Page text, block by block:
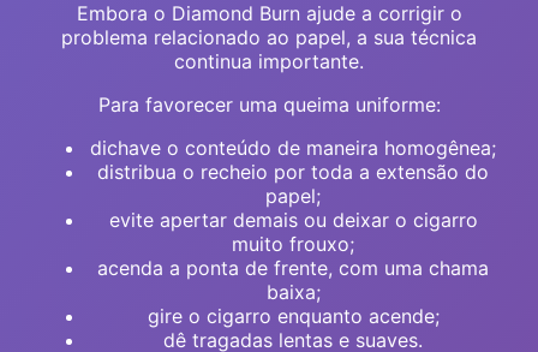
Embora o Diamond Burn ajude a corrigir o
problema relacionado ao papel, a sua técnica
continua importante.
Para favorecer uma queima uniforme:
dichave o conteúdo de maneira homogênea;
distribua o recheio por toda a extensão do
papel;
evite apertar demais ou deixar o cigarro
muito frouxo;
acenda a ponta de frente, com uma chama
baixa;
gire o cigarro enquanto acende;
dê tragadas lentas e suaves.